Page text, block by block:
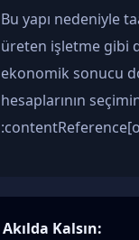
Bu yapı nedeniyle
üreten işletme gibi
ekonomik sonucu
hesaplarının
Akılda Kalsın: